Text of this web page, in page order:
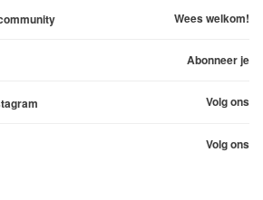
Wees welkom!
Abonneer je
Volg ons
Volg ons